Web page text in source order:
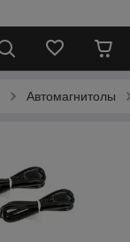
Автомагнитолы